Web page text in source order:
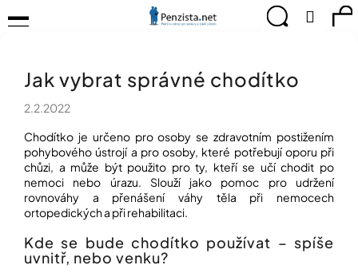
na
PRO
ZDRAVÍ
CVIČÍME
PRO
RADOST
OBJEVUJTE
TVOŘTE
Hledat
Menu
Jak vybrat správné chodítko
2.2.2022
Chodítko je určeno pro osoby se zdravotním postižením
pohybového ústrojí a pro osoby, které potřebují oporu při
chůzi, a může být použito pro ty, kteří se učí chodit po
nemoci nebo úrazu. Slouží jako pomoc pro udržení
rovnováhy a přenášení váhy těla při nemocech
ortopedických a při rehabilitaci.
Kde se bude chodítko používat – spíše
uvnitř, nebo venku?
o
C
o
p
o
e
b
u
e